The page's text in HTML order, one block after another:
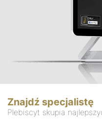
Znajdź specjalistę
Plebiscyt skupia